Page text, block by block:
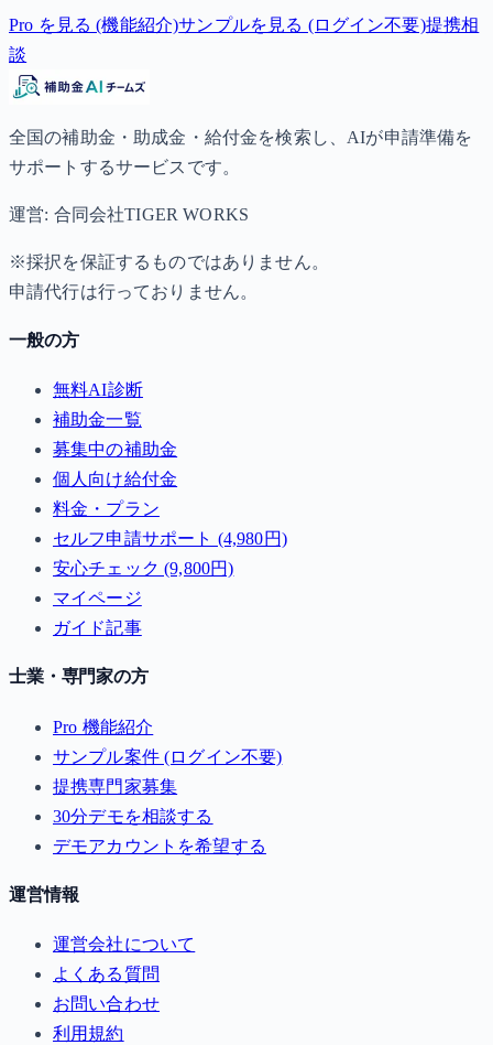
Pro を見る (機能紹介)サンプルを見る (ログイン不要)提携相
談
全国の補助金・助成金・給付金を検索し、AIが申請準備を
サポートするサービスです。
運営: 合同会社TIGER WORKS
※採択を保証するものではありません。
申請代行は行っておりません。
一般の方
無料AI診断
補助金一覧
募集中の補助金
個人向け給付金
料金・プラン
セルフ申請サポート (4,980円)
安心チェック (9,800円)
マイページ
ガイド記事
士業・専門家の方
Pro 機能紹介
サンプル案件 (ログイン不要)
提携専門家募集
30分デモを相談する
デモアカウントを希望する
運営情報
運営会社について
よくある質問
お問い合わせ
利用規約